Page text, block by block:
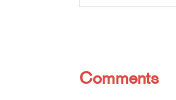
Comments